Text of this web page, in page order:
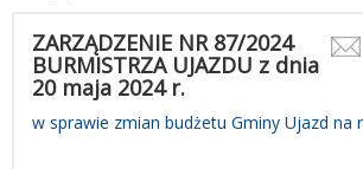
ZARZĄDZENIE NR 87/2024
BURMISTRZA UJAZDU z dnia
20 maja 2024 r.
w sprawie zmian budżetu Gminy Ujazd na